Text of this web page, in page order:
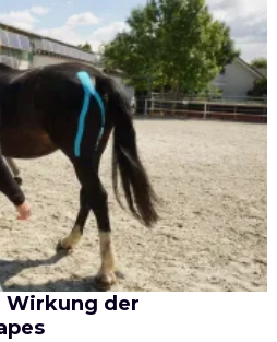
Wirkung der